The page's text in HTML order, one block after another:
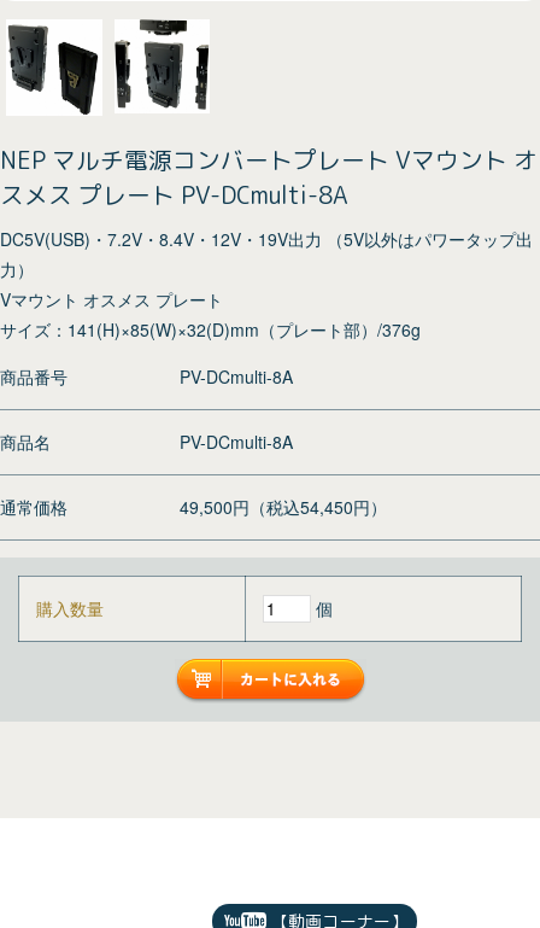
NEP マルチ電源コンバートプレート Vマウント オ
スメス プレート PV-DCmulti-8A
DC5V(USB)・7.2V・8.4V・12V・19V出力 （5V以外はパワータップ出
力）
Vマウント オスメス プレート
サイズ：141(H)×85(W)×32(D)mm（プレート部）/376g
商品番号
PV-DCmulti-8A
商品名 PV-DCmulti-8A
通常価格 49,500円（税込54,450円）
購入数量 個
【動画コーナー】